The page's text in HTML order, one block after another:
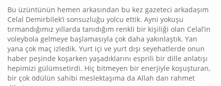
Bu üzüntünün hemen arkasından bu kez gazeteci arkadaşım
Celal Demirbilek’i sonsuzluğu yolcu ettik. Ayni yokuşu
tırmandığımız yıllarda tanıdığım renkli bir kişiliği olan Celal’in
voleybola gelmeye başlamasıyla çok daha yakınlaştık. Yan
yana çok maç izledik. Yurt içi ve yurt dışı seyehatlerde onun
haber peşinde koşarken yaşadıklarını esprili bir dille anlatışı
hepimizi gülümsetirdi. Hiç bitmeyen bir enerjiyle koşuşturan,
bir çok ödülün sahibi meslektaşıma da Allah dan rahmet